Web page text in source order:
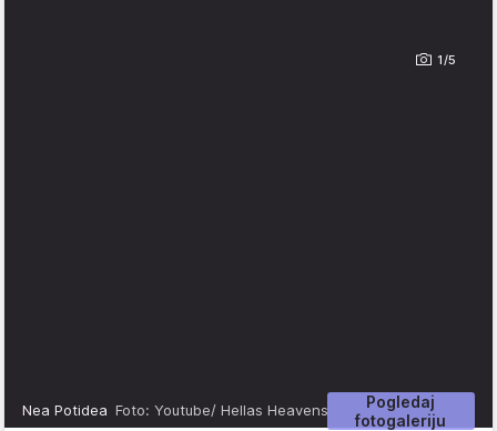
1/5
Pogledaj
fotogaleriju
Nea Potidea Foto: Youtube/ Hellas Heavens